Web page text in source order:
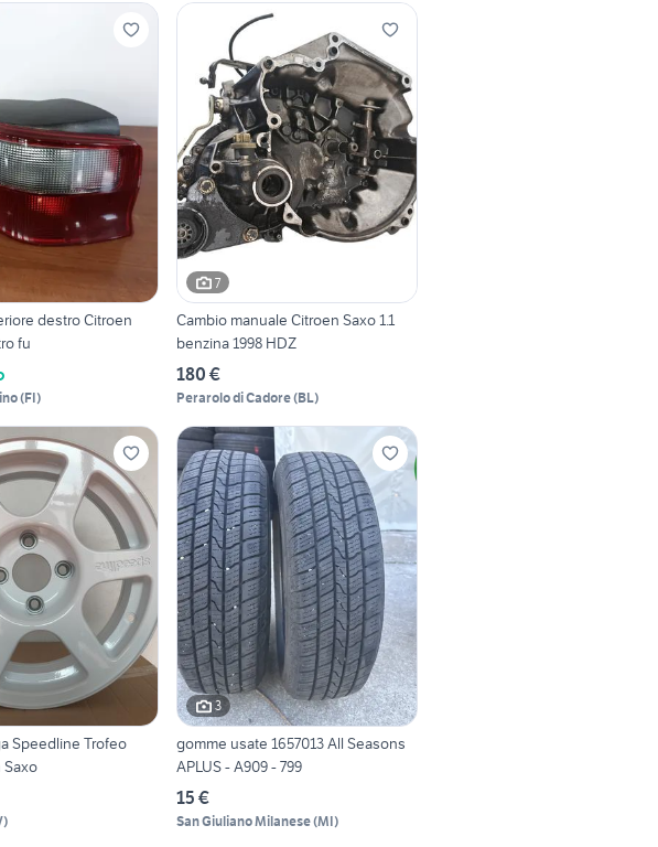
destro Citroen
fu
(FI)
7
Cambio manuale Citroen Saxo 1.1
benzina 1998 HDZ
180 €
Perarolo di Cadore(BL)
Speedline Trofeo
Saxo
)
3
gomme usate 1657013 All Seasons
APLUS - A909 - 799
15 €
San Giuliano Milanese(MI)